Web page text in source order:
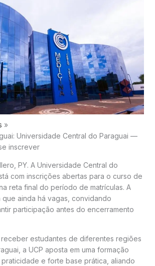
Universidade Central do Paraguai —
inscrever
PY. A Universidade Central do
com inscrições abertas para o curso de
reta final do período de matrículas. A
ainda há vagas, convidando
participação antes do encerramento
estudantes de diferentes regiões
a UCP aposta em uma formação
e forte base prática, aliando